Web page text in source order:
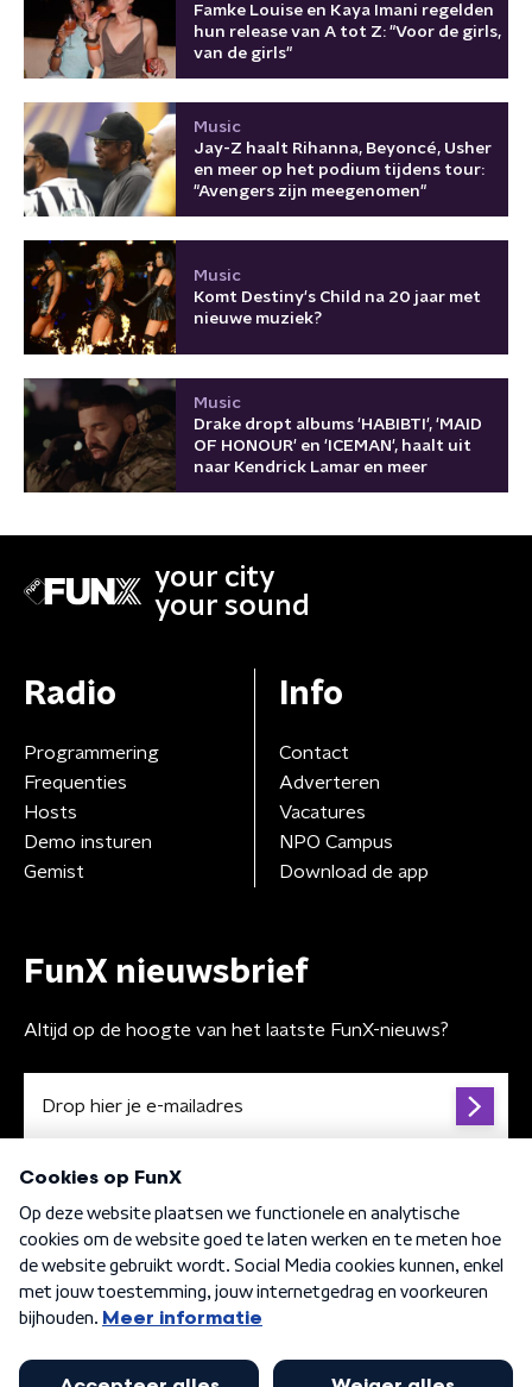
Famke Louise en Kaya Imani regelden
hun release van A tot Z: "Voor de girls,
van de girls"
Music
Jay-Z haalt Rihanna, Beyoncé, Usher
en meer op het podium tijdens tour:
"Avengers zijn meegenomen"
Music
Komt Destiny's Child na 20 jaar met
nieuwe muziek?
Music
Drake dropt albums 'HABIBTI', 'MAID
OF HONOUR' en 'ICEMAN', haalt uit
naar Kendrick Lamar en meer
your city
your sound
Radio
Programmering
Frequenties
Hosts
Demo insturen
Gemist
Info
Contact
Adverteren
Vacatures
NPO Campus
Download de app
FunX nieuwsbrief
Altijd op de hoogte van het laatste FunX-nieuws?
Algemene voorwaarden Privacybeleid